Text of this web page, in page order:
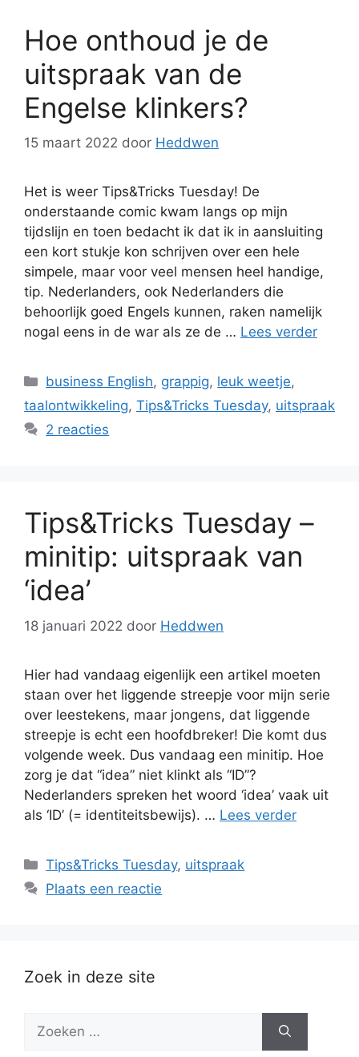
Hoe onthoud je de
uitspraak van de
Engelse klinkers?
15 maart 2022 door Heddwen
Het is weer Tips&Tricks Tuesday! De
onderstaande comic kwam langs op mijn
tijdslijn en toen bedacht ik dat ik in aansluiting
een kort stukje kon schrijven over een hele
simpele, maar voor veel mensen heel handige,
tip. Nederlanders, ook Nederlanders die
behoorlijk goed Engels kunnen, raken namelijk
nogal eens in de war als ze de … Lees verder
Categorieën
business English, grappig, leuk weetje,
taalontwikkeling, Tips&Tricks Tuesday, uitspraak
2 reacties
Tips&Tricks Tuesday –
minitip: uitspraak van
‘idea’
18 januari 2022 door Heddwen
Hier had vandaag eigenlijk een artikel moeten
staan over het liggende streepje voor mijn serie
over leestekens, maar jongens, dat liggende
streepje is echt een hoofdbreker! Die komt dus
volgende week. Dus vandaag een minitip. Hoe
zorg je dat “idea” niet klinkt als “ID”?
Nederlanders spreken het woord ‘idea’ vaak uit
als ‘ID’ (= identiteitsbewijs). … Lees verder
Categorieën
Tips&Tricks Tuesday, uitspraak
Plaats een reactie
Zoek in deze site
naar: